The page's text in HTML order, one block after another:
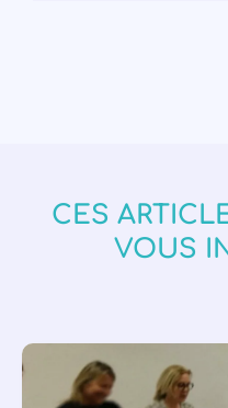
CES
VOUS
APPEL À SOUTIEN , VIE DE